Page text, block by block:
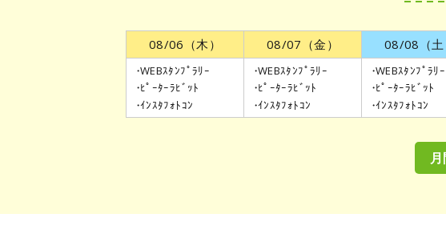
08/06 （木） 08/07 （金） 08/08 （土
WEBｽﾀﾝﾌﾟﾗﾘｰ
ﾋﾟｰﾀｰﾗﾋﾞｯﾄ
ｲﾝｽﾀﾌｫﾄｺﾝ
WEBｽﾀﾝﾌﾟﾗﾘｰ
ﾋﾟｰﾀｰﾗﾋﾞｯﾄ
ｲﾝｽﾀﾌｫﾄｺﾝ
WEBｽﾀﾝﾌﾟﾗﾘｰ
ﾋﾟｰﾀｰﾗﾋﾞｯﾄ
ｲﾝｽﾀﾌｫﾄｺﾝ